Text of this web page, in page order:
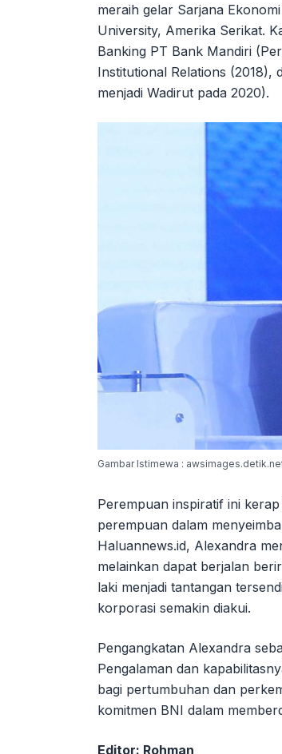
meraih gelar Sarjana
University, Amerika Serikat.
Banking PT Bank Mandiri
Institutional Relations
menjadi Wadirut pada 2020).
Gambar Istimewa :
Perempuan inspiratif ini
perempuan dalam
Haluannews.id, Alexandra
melainkan dapat berjalan
laki menjadi tantangan
korporasi semakin diakui.
Pengangkatan Alexandra
Pengalaman dan
bagi pertumbuhan dan
komitmen BNI dalam
Editor: Rohman